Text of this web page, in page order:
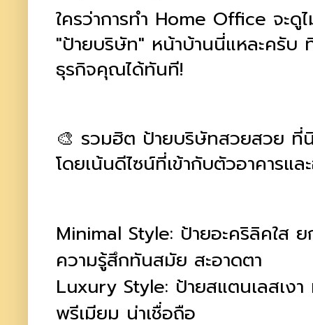
ใครว่าการทำ Home Office จะ
"ป้ายบริษัท" หน้าบ้านนี่แหละครับ
ธุรกิจคุณได้ทันที!
🎨 รวมฮิต ป้ายบริษัทสวยสวย ที่
โดยเน้นดีไซน์ที่เข้ากับตัวอาคารแล
Minimal Style: ป้ายอะคริลิคใส
ความรู้สึกทันสมัย สะอาดตา
Luxury Style: ป้ายสแตนเลสเง
พรีเมียม น่าเชื่อถือ